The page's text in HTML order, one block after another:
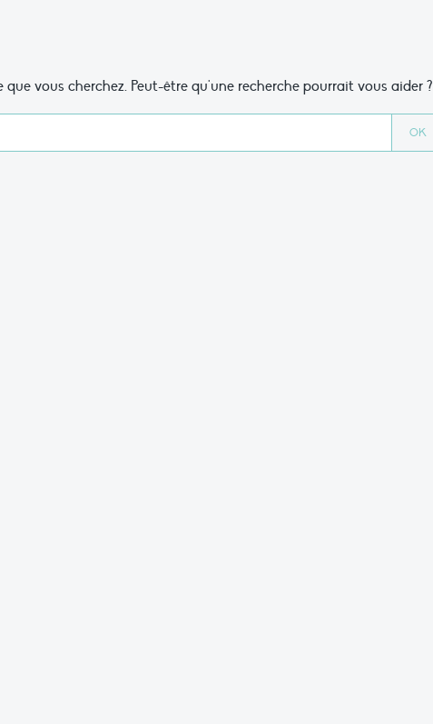
vous cherchez. Peut-être qu'une recherche pourrait vous aider ?